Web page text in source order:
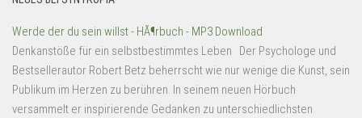
Werde der du sein willst - HÃ¶rbuch - MP3 Download
Denkanstöße für ein selbstbestimmtes Leben Der Psychologe und
Bestsellerautor Robert Betz beherrscht wie nur wenige die Kunst, sein
Publikum im Herzen zu berühren. In seinem neuen Hörbuch
versammelt er inspirierende Gedanken zu unterschiedlichsten